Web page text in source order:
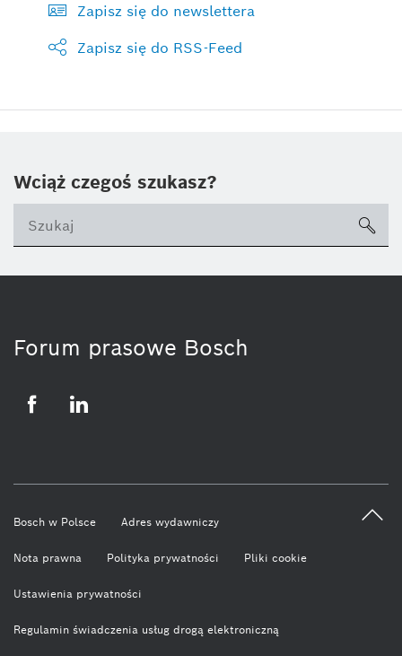
Zapisz się do newslettera
Zapisz się do RSS-Feed
Wciąż czegoś szukasz?
Forum prasowe Bosch
Bosch w Polsce Adres wydawniczy
Nota prawna Polityka prywatności Pliki cookie
Ustawienia prywatności
Regulamin świadczenia usług drogą elektroniczną